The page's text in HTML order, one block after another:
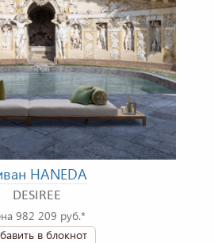
HANEDA
DESIREE
982 209 руб.*
в блокнот